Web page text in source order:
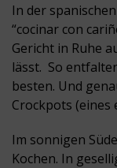
In der
“cocinar con
Gericht in Ruhe
lässt. So
besten. Und
Crockpots (eines
Im sonnigen
Kochen. In